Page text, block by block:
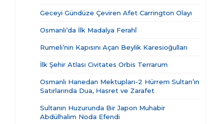
Geceyi Gündüze Çeviren Afet Carrington Olayı
Osmanlı’da İlk Madalya Ferahî
Rumeli’nin Kapısını Açan Beylik Karesioğulları
İlk Şehir Atlası Civitates Orbis Terrarum
Osmanlı Hanedan Mektupları-2 Hürrem Sultan’ın
Satırlarında Dua, Hasret ve Zarafet
Sultanın Huzurunda Bir Japon Muhabir
Abdülhalim Noda Efendi